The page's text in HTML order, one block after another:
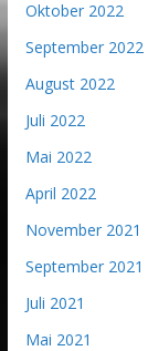
Oktober 2022
September 2022
August 2022
Juli 2022
Mai 2022
April 2022
November 2021
September 2021
Juli 2021
Mai 2021